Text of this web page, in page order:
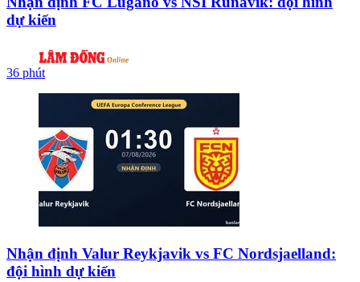
dự kiến
36 phút
Nhận định Valur Reykjavik vs FC Nordsjaelland:
đội hình dự kiến